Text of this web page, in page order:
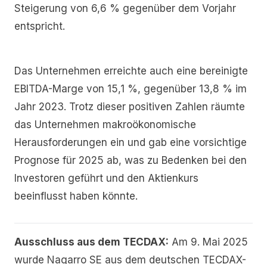
Steigerung von 6,6 % gegenüber dem Vorjahr
entspricht.
Das Unternehmen erreichte auch eine bereinigte
EBITDA-Marge von 15,1 %, gegenüber 13,8 % im
Jahr 2023. Trotz dieser positiven Zahlen räumte
das Unternehmen makroökonomische
Herausforderungen ein und gab eine vorsichtige
Prognose für 2025 ab, was zu Bedenken bei den
Investoren geführt und den Aktienkurs
beeinflusst haben könnte.
Ausschluss aus dem TECDAX: Am 9. Mai 2025
wurde Nagarro SE aus dem deutschen TECDAX-